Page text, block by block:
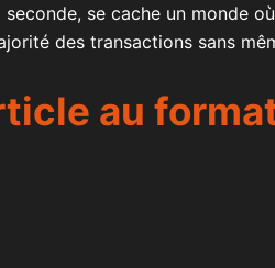
se cache un monde
des transactions sans
au